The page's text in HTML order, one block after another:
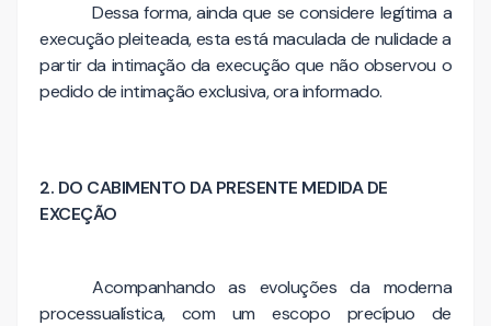
Dessa forma, ainda que se considere legítima a
execução pleiteada, esta está maculada de nulidade a
partir da intimação da execução que não observou o
pedido de intimação exclusiva, ora informado.
2. DO CABIMENTO DA PRESENTE MEDIDA DE
EXCEÇÃO
Acompanhando as evoluções da moderna
processualística, com um escopo precípuo de